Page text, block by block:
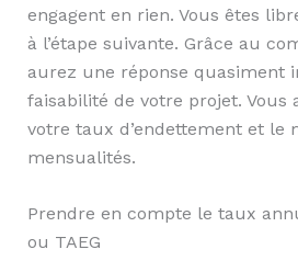
engagent en rien. Vous êtes
à l’étape suivante. Grâce au
aurez une réponse quasiment
faisabilité de votre projet. Vous
votre taux d’endettement et le
mensualités.
Prendre en compte le taux
ou TAEG